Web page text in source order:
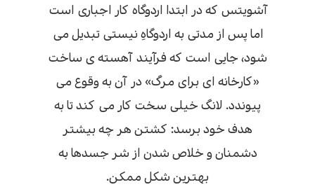
آشویتس که در ابتدا اردوگاه کار اجباری است
اما پس از مدتی به اردوگاهِ نیستی تبدیل می
شود، جایی است که فرآیند آهسته ی ساخت
«کارخانه ای برای مرگ» در آن به وقوع می
پیوندد. لانگ خیلی سخت کار می کند تا به
هدف خود برسد: کشتن هر چه بیشتر
دشمنان و خلاص شدن از شر جسدها به
بهترین شکل ممکن.